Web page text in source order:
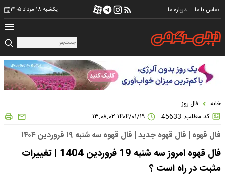
تماس با ما درباره ما یکشنبه ۱۸ مرداد ۱۴۰۵
خانه فال روز
کد مطلب: 45633
فال قهوه | فال قهوه جدید | فال قهوه سه شنبه ۱۹ فروردین ۱۴۰۴
فال قهوه امروز سه شنبه 19 فروردین 1404 | تغییرات
مثبت در راه است ؟